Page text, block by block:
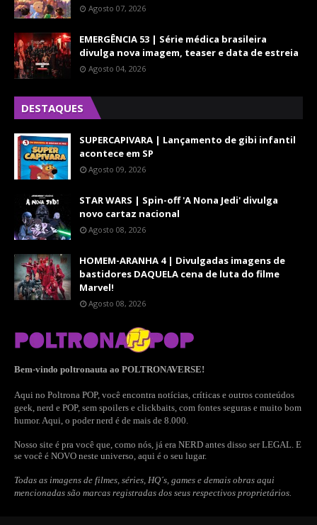
Agosto 07, 2026
EMERGÊNCIA 53 | Série médica brasileira
divulga nova imagem, teaser e data de estreia
Agosto 04, 2026
DESTAQUES
SUPERCAPIVARA | Lançamento de gibi infantil
acontece em SP
Agosto 09, 2026
STAR WARS | Spin-off 'A Nona Jedi' divulga
novo cartaz nacional
Agosto 08, 2026
HOMEM-ARANHA 4 | Divulgadas imagens de
bastidores DAQUELA cena de luta do filme
Marvel!
Agosto 08, 2026
Bem-vindo poltronauta ao POLTRONAVERSE!
Aqui no Poltrona POP, você encontra notícias, críticas e outros conteúdos
geek, nerd e POP, sem spoilers e clickbaits, com fontes seguras e muito bom
humor. Aqui, o poder nerd é de mais de 8.000.
Nosso site é pra você que, como nós, já era NERD antes disso ser LEGAL. E
se você é NOVO neste universo, aqui é o seu lugar.
Todas as imagens de filmes, séries, HQ´s, games e demais obras aqui
mencionadas são marcas registradas dos seus respectivos proprietários.